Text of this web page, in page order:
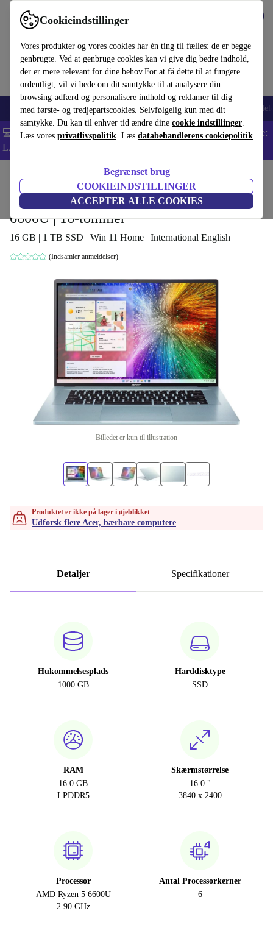
Cookieindstillinger
Vores produkter og vores cookies har én ting til fælles: de er begge
genbrugte. Ved at genbruge cookies kan vi give dig bedre indhold,
der er mere relevant for dine behov.For at få dette til at fungere
ordentligt, vil vi bede om dit samtykke til at analysere din
browsing-adfærd og personalisere indhold og reklamer til dig –
med første- og tredjepartscookies. Selvfølgelig kun med dit
samtykke. Du kan til enhver tid ændre dine cookie indstillinger.
Læs vores privatlivspolitik. Læs databehandlerens cookiepolitik
.
Begrænset brug
COOKIEINDSTILLINGER
ACCEPTER ALLE COOKIES
Brug refurbed hurtigt og nemt
Smartphones Bærbare Tablets Smartwatches Tilbehør
💻 Ekstra 5% rabat på alle MacBooks og bærbare computere - Kode:
LAPTOP5 -
Bærbare computere Acer, bærbare computere
Acer Swift Edge SFA16-41 | Ryzen 5
6600U | 16-tommer
16 GB | 1 TB SSD | Win 11 Home | International English
(Indsamler anmeldelser)
Billedet er kun til illustration
Produktet er ikke på lager i øjeblikket
Udforsk flere Acer, bærbare computere
Detaljer Specifikationer
Hukommelsesplads
1000 GB
Harddisktype
SSD
RAM
16.0 GB
LPDDR5
Skærmstørrelse
16.0 "
3840 x 2400
Processor
AMD Ryzen 5 6600U
2.90 GHz
Antal Processorkerner
6